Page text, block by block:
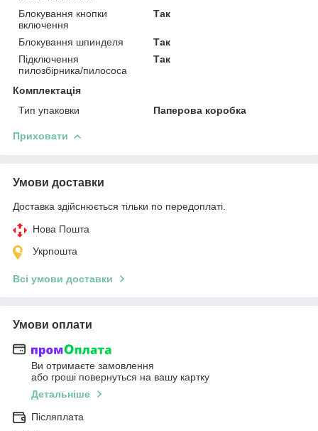
Блокування кнопки
включення
Так
Блокування шпинделя
Так
Підключення
пилозбірника/пилососа
Так
Комплектація
Тип упаковки
Паперова коробка
Приховати
Умови доставки
Доставка здійснюється тільки по передоплаті.
Нова Пошта
Укрпошта
Всі умови доставки
Умови оплати
Ви отримаєте замовлення
або гроші повернуться на вашу картку
Детальніше
Післяплата